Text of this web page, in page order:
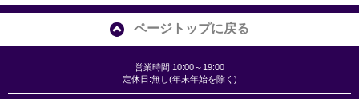
ページトップに戻る
営業時間:10:00～19:00
定休日:無し(年末年始を除く)